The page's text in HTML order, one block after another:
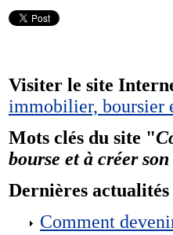
Visiter le site
immobilier, boursier
Mots clés du site "
bourse et à créer
Dernières
Comment